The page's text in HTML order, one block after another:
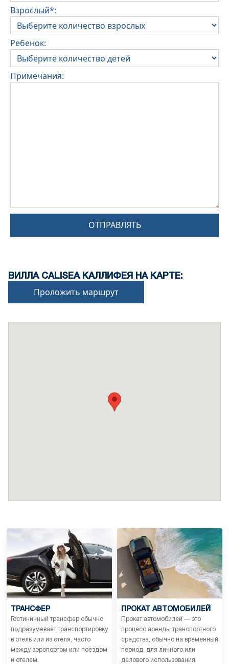
Взрослый*:
Ребенок:
Примечания:
ОТПРАВЛЯТЬ
ВИЛЛА CALISEA КАЛЛИФЕЯ НА КАРТЕ:
Проложить маршрут
ТРАНСФЕР
Гостиничный трансфер обычно
подразумевает транспортировку
в отель или из отеля, часто
между аэропортом или поездом
и отелем.
ПРОКАТ АВТОМОБИЛЕЙ
Прокат автомобилей — это
процесс аренды транспортного
средства, обычно на временный
период, для личного или
делового использования.